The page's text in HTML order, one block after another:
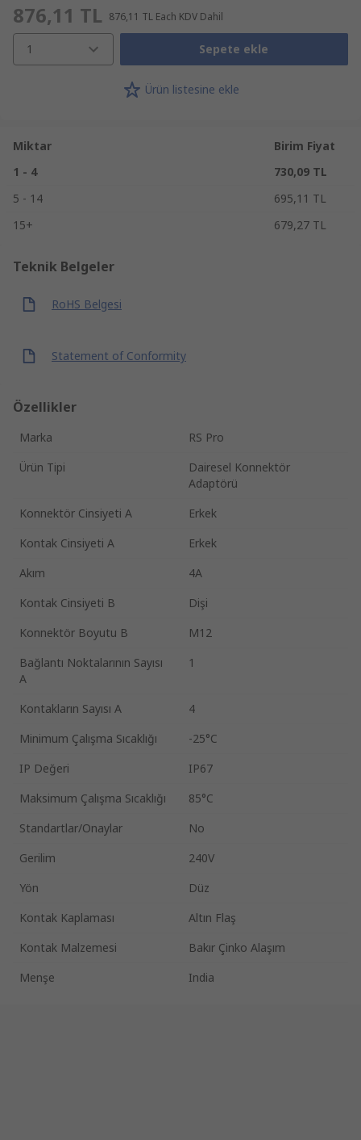
876,11 TL 876,11 TL Each KDV Dahil
1 Sepete ekle
Ürün listesine ekle
Miktar
Birim Fiyat
1 - 4
730,09 TL
5 - 14
695,11 TL
15+
679,27 TL
Teknik Belgeler
RoHS Belgesi
Statement of Conformity
Özellikler
Marka
RS Pro
Ürün Tipi
Dairesel Konnektör
Adaptörü
Konnektör Cinsiyeti A
Erkek
Kontak Cinsiyeti A
Erkek
Akım
4A
Kontak Cinsiyeti B
Dişi
Konnektör Boyutu B
M12
Bağlantı Noktalarının Sayısı
A
1
Kontakların Sayısı A
4
Minimum Çalışma Sıcaklığı
-25°C
IP Değeri
IP67
Maksimum Çalışma Sıcaklığı
85°C
Standartlar/Onaylar
No
Gerilim
240V
Yön
Düz
Kontak Kaplaması
Altın Flaş
Kontak Malzemesi
Bakır Çinko Alaşım
Menşe
India